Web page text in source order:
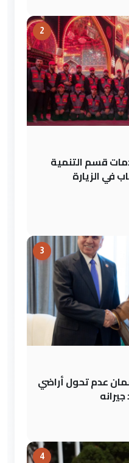
2
قسم التنمية
في الزيارة
3
عدم تحول أراضي
4